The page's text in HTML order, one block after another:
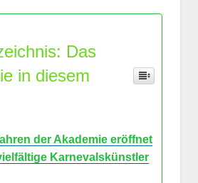
Das
in diesem
der Akademie eröffnet
Karnevalskünstler